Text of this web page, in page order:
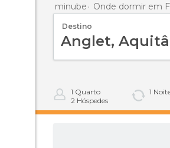
minube Onde dormir em
Destino
1 Quarto
2 Hóspedes
1